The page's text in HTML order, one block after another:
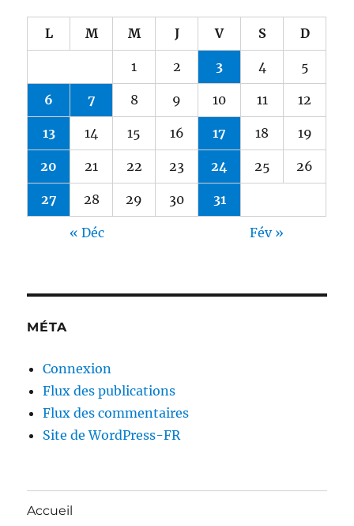
L M M J V S D
1 2 3 4 5
6 7 8 9 10 11 12
13 14 15 16 17 18 19
20 21 22 23 24 25 26
27 28 29 30 31
« Déc Fév »
MÉTA
Connexion
Flux des publications
Flux des commentaires
Site de WordPress-FR
Accueil